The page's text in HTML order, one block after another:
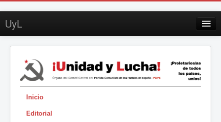
UyL
Suscripción
Sobre UyL
Edición impresa
Buscar
Inicio
Editorial